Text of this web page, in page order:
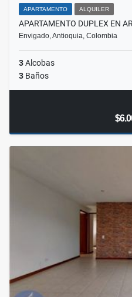
APARTAMENTO ALQUILER
APARTAMENTO DUPLEX EN
Envigado, Antioquia, Colombia
3Alcobas
3 Baños